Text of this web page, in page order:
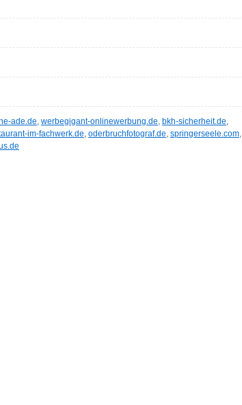
ade.de, werbegigant-onlinewerbung.de, bkh-sicherheit.de,
im-fachwerk.de, oderbruchfotograf.de, springerseele.com,